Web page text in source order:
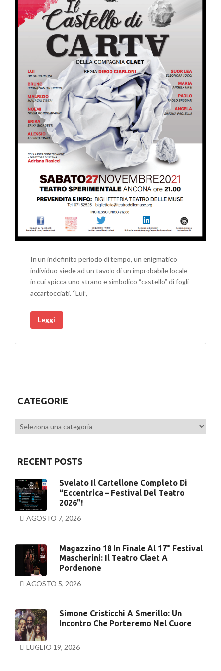
In un indefinito periodo di tempo, un enigmatico
individuo siede ad un tavolo di un improbabile locale
in cui spicca uno strano e simbolico “castello” di fogli
accartocciati. “Lui”,
Leggi
CATEGORIE
Categorie
RECENT POSTS
Svelato Il Cartellone Completo Di
“Eccentrica – Festival Del Teatro
2026”!
AGOSTO 7, 2026
Magazzino 18 In Finale Al 17° Festival
Mascherini: Il Teatro Claet A
Pordenone
AGOSTO 5, 2026
Simone Cristicchi A Smerillo: Un
Incontro Che Porteremo Nel Cuore
LUGLIO 19, 2026